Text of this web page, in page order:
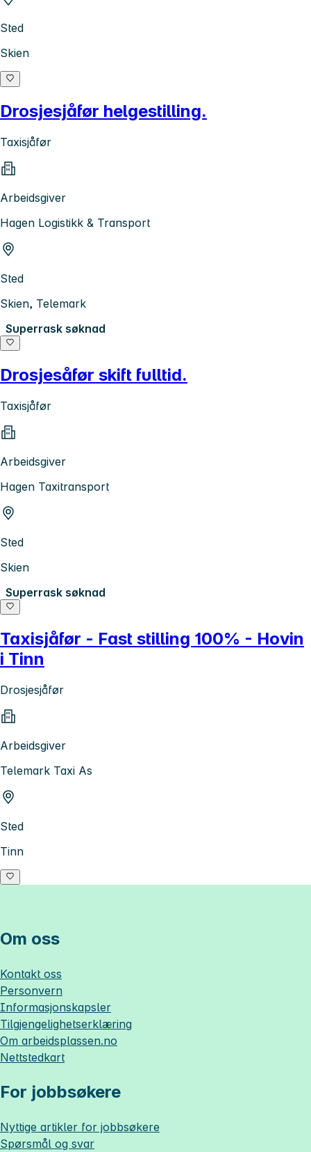
Sted
Skien
Drosjesjåfør helgestilling.
Taxisjåfør
Arbeidsgiver
Hagen Logistikk & Transport
Sted
Skien, Telemark
Superrask søknad
Drosjesåfør skift fulltid.
Taxisjåfør
Arbeidsgiver
Hagen Taxitransport
Sted
Skien
Superrask søknad
Taxisjåfør - Fast stilling 100% - Hovin
i Tinn
Drosjesjåfør
Arbeidsgiver
Telemark Taxi As
Sted
Tinn
Om oss
Kontakt oss
Personvern
Informasjonskapsler
Tilgjengelighetserklæring
Om arbeidsplassen.no
Nettstedkart
For jobbsøkere
Nyttige artikler for jobbsøkere
Spørsmål og svar